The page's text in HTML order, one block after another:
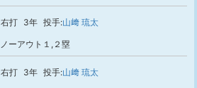
右打 3年 投手:山﨑 琉太
ノーアウト１,２塁
右打 3年 投手:山﨑 琉太